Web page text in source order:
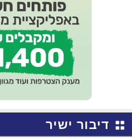
דיבור ישיר